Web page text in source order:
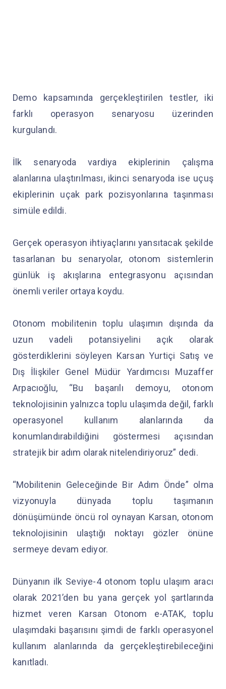
Demo kapsamında gerçekleştirilen testler, iki
farklı operasyon senaryosu üzerinden
kurgulandı.
İlk senaryoda vardiya ekiplerinin çalışma
alanlarına ulaştırılması, ikinci senaryoda ise uçuş
ekiplerinin uçak park pozisyonlarına taşınması
simüle edildi.
Gerçek operasyon ihtiyaçlarını yansıtacak şekilde
tasarlanan bu senaryolar, otonom sistemlerin
günlük iş akışlarına entegrasyonu açısından
önemli veriler ortaya koydu.
Otonom mobilitenin toplu ulaşımın dışında da
uzun vadeli potansiyelini açık olarak
gösterdiklerini söyleyen Karsan Yurtiçi Satış ve
Dış İlişkiler Genel Müdür Yardımcısı Muzaffer
Arpacıoğlu, “Bu başarılı demoyu, otonom
teknolojisinin yalnızca toplu ulaşımda değil, farklı
operasyonel kullanım alanlarında da
konumlandırabildiğini göstermesi açısından
stratejik bir adım olarak nitelendiriyoruz” dedi.
“Mobilitenin Geleceğinde Bir Adım Önde” olma
vizyonuyla dünyada toplu taşımanın
dönüşümünde öncü rol oynayan Karsan, otonom
teknolojisinin ulaştığı noktayı gözler önüne
sermeye devam ediyor.
Dünyanın ilk Seviye-4 otonom toplu ulaşım aracı
olarak 2021’den bu yana gerçek yol şartlarında
hizmet veren Karsan Otonom e-ATAK, toplu
ulaşımdaki başarısını şimdi de farklı operasyonel
kullanım alanlarında da gerçekleştirebileceğini
kanıtladı.